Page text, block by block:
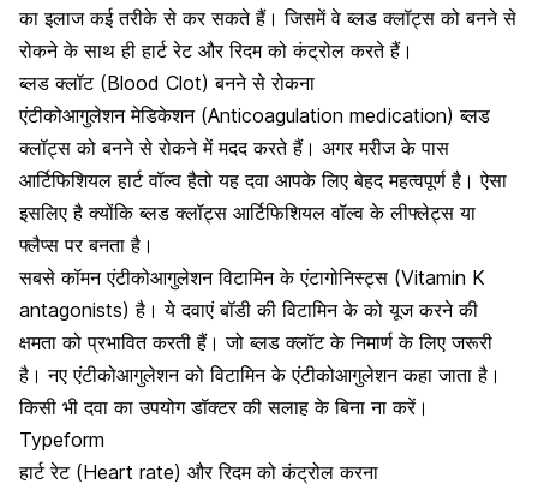
का इलाज कई तरीके से कर सकते हैं। जिसमें वे ब्लड क्लॉट्स को बनने से
रोकने केसाथ ही हार्ट रेट और रिदम को कंट्रोल करते हैं।
ब्लड क्लॉट (Blood Clot) बनने से रोकना
एंटीकोआगुलेशन मेडिकेशन (Anticoagulation medication) ब्लड
क्लॉट्स को बनने से रोकने में मदद करते हैं। अगर मरीज के पास
आर्टिफिशियल हार्ट वॉल्व हैतो यह दवा आपके लिए बेहद महत्वपूर्ण है। ऐसा
इसलिए है क्योंकि ब्लड क्लॉट्स आर्टिफिशियल वॉल्व के लीफ्लेट्स या
फ्लैप्स पर बनता है।
सबसे कॉमन एंटीकोआगुलेशनविटामिन के एंटागोनिस्ट्स (Vitamin K
antagonists) है। ये दवाएं बॉडी की विटामिन के को यूज करने की
क्षमता को प्रभावित करती हैं। जो ब्लड क्लॉट के निमार्ण के लिए जरूरी
है। नए एंटीकोआगुलेशन को विटामिन के एंटीकोआगुलेशन कहा जाता है।
किसी भी दवा का उपयोग डॉक्टर की सलाह के बिना ना करें।
Typeform
हार्ट रेट (Heart rate) और रिदम को कंट्रोल करना